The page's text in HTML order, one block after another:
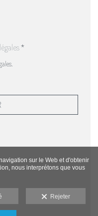
*
sur le Web et d'obtenir
nous interprétons que vous
Rejeter